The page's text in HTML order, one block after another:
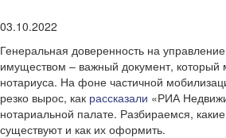
03.10.2022
Генеральная доверенность на
имуществом – важный документ,
нотариуса. На фоне частичной
резко вырос, как рассказали «РИА
нотариальной палате. Разбираемся,
существуют и как их оформить.